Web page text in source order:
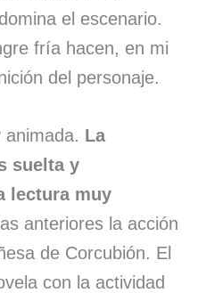
el escenario.
fría hacen, en mi
del personaje.
animada. La
suelta y
lectura muy
anteriores la acción
de Corcubión. El
con la actividad